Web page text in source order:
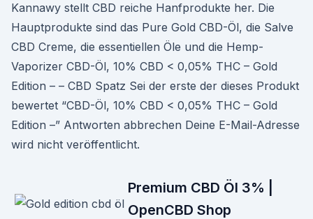
Kannawy stellt CBD reiche Hanfprodukte her. Die
Hauptprodukte sind das Pure Gold CBD-Öl, die Salve
CBD Creme, die essentiellen Öle und die Hemp-
Vaporizer CBD-Öl, 10% CBD < 0,05% THC – Gold
Edition – – CBD Spatz Sei der erste der dieses Produkt
bewertet “CBD-Öl, 10% CBD < 0,05% THC – Gold
Edition –” Antworten abbrechen Deine E-Mail-Adresse
wird nicht veröffentlicht.
Premium CBD Öl 3% |
OpenCBD Shop